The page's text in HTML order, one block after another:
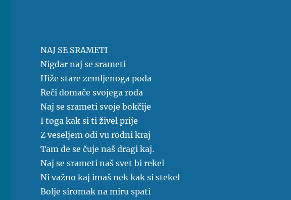
NAJ SE SRAMETI
Nigdar naj se srameti
Hiže stare zemljenoga poda
Reči domače svojega roda
Naj se srameti svoje bokčije
I toga kak si ti živel prije
Z veseljem odi vu rodni kraj
Tam de se čuje naš dragi kaj.
Naj se srameti naš svet bi rekel
Ni važno kaj imaš nek kak si stekel
Bolje siromak na miru spati